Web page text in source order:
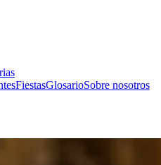
FiestasGlosarioSobre nosotros